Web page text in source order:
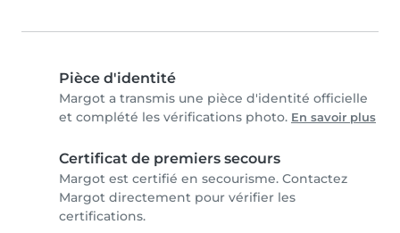
Pièce d'identité
Margot a transmis une pièce d'identité officielle
et complété les vérifications photo. En savoir plus
Certificat de premiers secours
Margot est certifié en secourisme. Contactez
Margot directement pour vérifier les
certifications.